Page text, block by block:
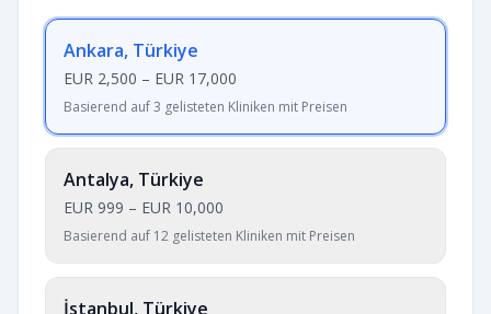
Ankara, Türkiye
EUR 2,500 – EUR 17,000
Basierend auf 3 gelisteten Kliniken mit Preisen
Antalya, Türkiye
EUR 999 – EUR 10,000
Basierend auf 12 gelisteten Kliniken mit Preisen
İstanbul, Türkiye